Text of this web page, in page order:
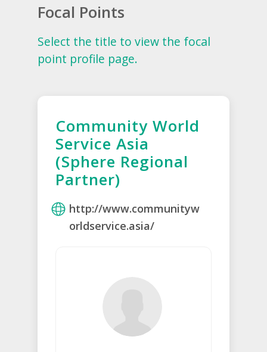
Focal Points
Select the title to view the focal
point profile page.
Community World
Service Asia
(Sphere Regional
Partner)
http://www.communityw
orldservice.asia/